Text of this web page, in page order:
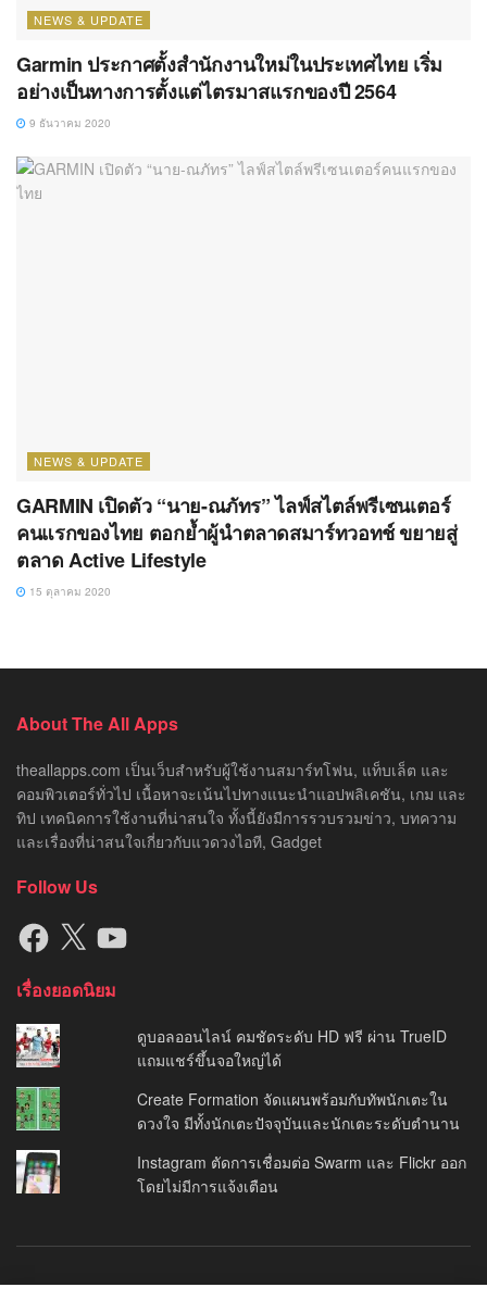
NEWS & UPDATE
Garmin ประกาศตั้งสำนักงานใหม่ในประเทศไทย เริ่ม
อย่างเป็นทางการตั้งแต่ไตรมาสแรกของปี 2564
9 ธันวาคม 2020
NEWS & UPDATE
GARMIN เปิดตัว “นาย-ณภัทร” ไลฟ์สไตล์พรีเซนเตอร์
คนแรกของไทย ตอกย้ำผู้นำตลาดสมาร์ทวอทช์ ขยายสู่
ตลาด Active Lifestyle
15 ตุลาคม 2020
About The All Apps
theallapps.com เป็นเว็บสำหรับผู้ใช้งานสมาร์ทโฟน, แท็บเล็ต และ
คอมพิวเตอร์ทั่วไป เนื้อหาจะเน้นไปทางแนะนำแอปพลิเคชัน, เกม และ
ทิป เทคนิคการใช้งานที่น่าสนใจ ทั้งนี้ยังมีการรวบรวมข่าว, บทความ
และเรื่องที่น่าสนใจเกี่ยวกับแวดวงไอที, Gadget
Follow Us
Facebook
X YouTube
เรื่องยอดนิยม
ดูบอลออนไลน์ คมชัดระดับ HD ฟรี ผ่าน TrueID
แถมแชร์ขึ้นจอใหญ่ได้
Create Formation จัดแผนพร้อมกับทัพนักเตะใน
ดวงใจ มีทั้งนักเตะปัจจุบันและนักเตะระดับตำนาน
Instagram ตัดการเชื่อมต่อ Swarm และ Flickr ออก
โดยไม่มีการแจ้งเตือน